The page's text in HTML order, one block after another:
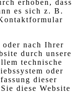
erhoben, dass
es sich z. B.
oder nach Ihrer
durch unsere
technische
oder
dieser
diese Website